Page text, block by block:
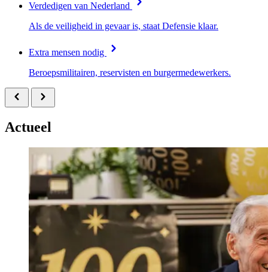
Verdedigen van Nederland
Als de veiligheid in gevaar is, staat Defensie klaar.
Extra mensen nodig
Beroepsmilitairen, reservisten en burgermedewerkers.
Actueel